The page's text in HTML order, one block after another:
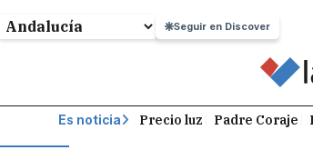
Seguir en Discover
Es noticia Precio luz Padre Coraje